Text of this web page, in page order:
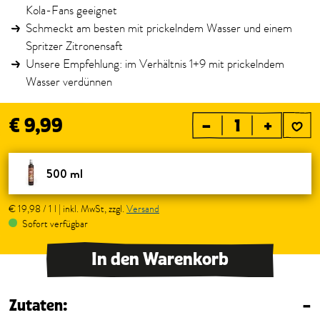
Kola-Fans geeignet
Schmeckt am besten mit prickelndem Wasser und einem
Spritzer Zitronensaft
Unsere Empfehlung: im Verhältnis 1+9 mit prickelndem
Wasser verdünnen
€ 9,99 – +
500 ml
€ 19,98 / 1 l | inkl. MwSt, zzgl. Versand
Sofort verfügbar
In den Warenkorb
Zutaten: –